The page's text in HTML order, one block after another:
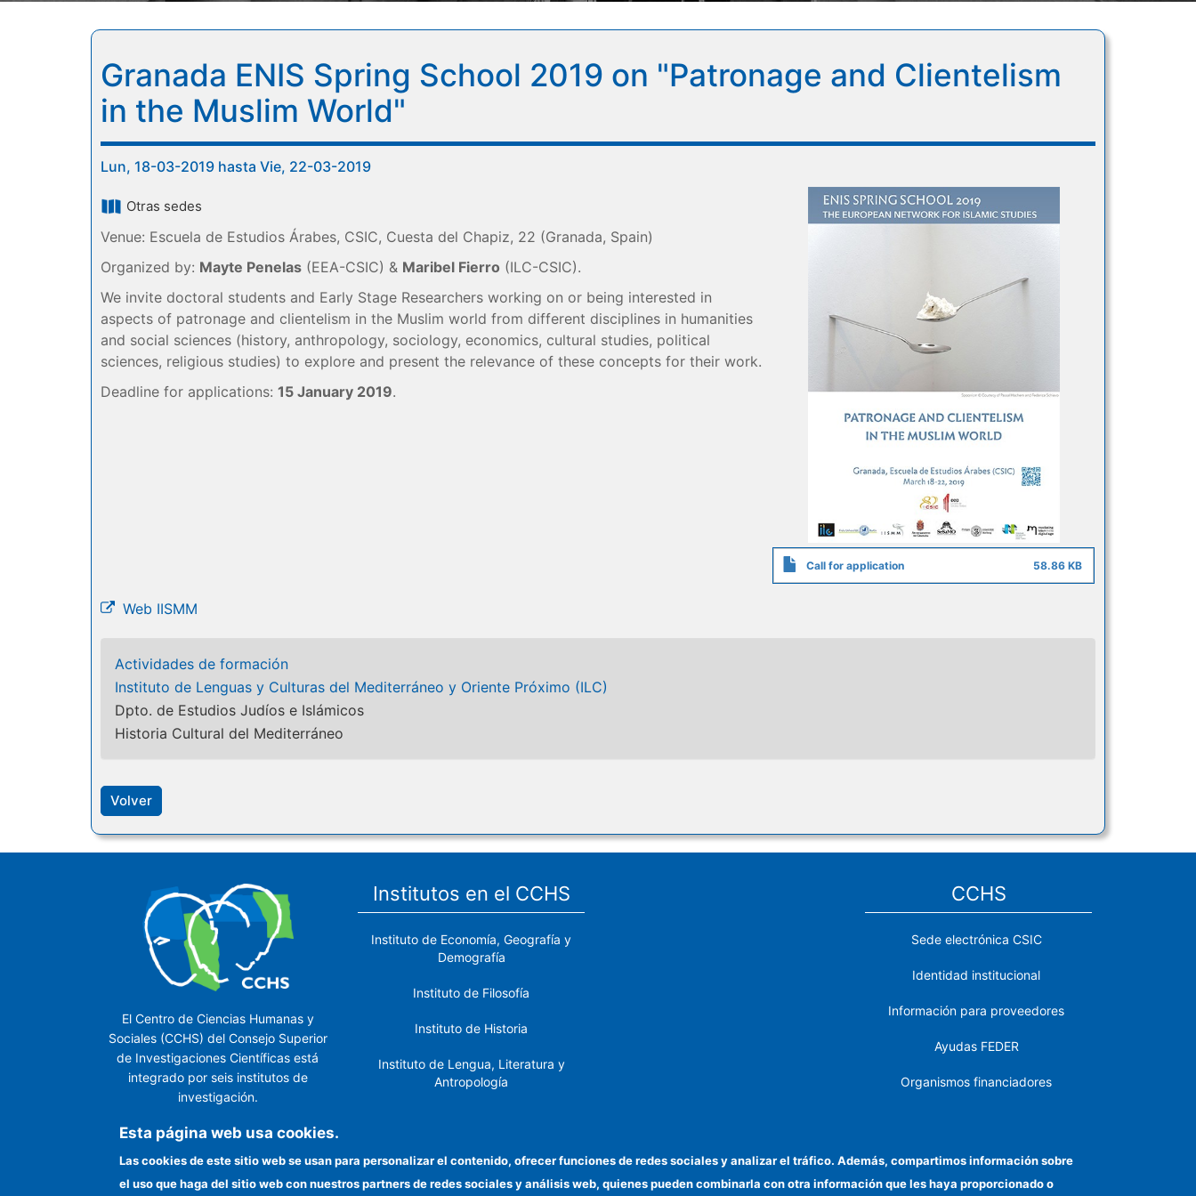
Granada ENIS Spring School 2019 on "Patronage and Clientelism
in the Muslim World"
Lun, 18-03-2019 hasta Vie, 22-03-2019
Otras sedes
Venue: Escuela de Estudios Árabes, CSIC, Cuesta del Chapiz, 22 (Granada, Spain)
Organized by: Mayte Penelas (EEA-CSIC) & Maribel Fierro (ILC-CSIC).
We invite doctoral students and Early Stage Researchers working on or being interested in
aspects of patronage and clientelism in the Muslim world from different disciplines in humanities
and social sciences (history, anthropology, sociology, economics, cultural studies, political
sciences, religious studies) to explore and present the relevance of these concepts for their work.
Deadline for applications: 15 January 2019.
Call for application 58.86 KB
Web IISMM
Actividades de formación
Instituto de Lenguas y Culturas del Mediterráneo y Oriente Próximo (ILC)
Dpto. de Estudios Judíos e Islámicos
Historia Cultural del Mediterráneo
Volver
El Centro de Ciencias Humanas y
Sociales (CCHS) del Consejo Superior
de Investigaciones Científicas está
integrado por seis institutos de
investigación.
Institutos en el CCHS
Instituto de Economía, Geografía y
Demografía
Instituto de Filosofía
Instituto de Historia
Instituto de Lengua, Literatura y
Antropología
Próximo
Instituto de Políticas y Bienes
CCHS
Sede electrónica CSIC
Identidad institucional
Información para proveedores
Ayudas FEDER
Organismos financiadores
Cómo llegar
Esta página web usa cookies.
Las cookies de este sitio web se usan para personalizar el contenido, ofrecer funciones de redes sociales y analizar el tráfico. Además, compartimos información sobre
el uso que haga del sitio web con nuestros partners de redes sociales y análisis web, quienes pueden combinarla con otra información que les haya proporcionado o